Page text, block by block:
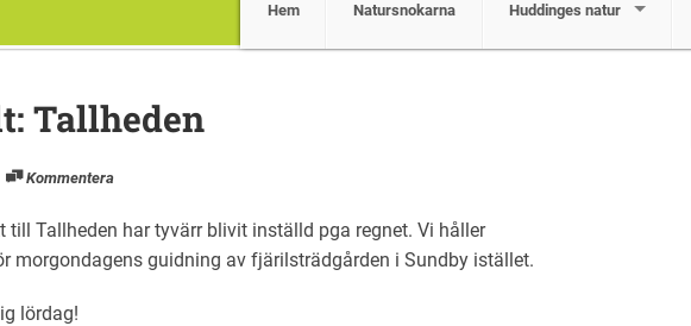
Hem Natursnokarna Huddinges natur
Tallheden
Kommentera
till Tallheden har tyvärr blivit inställd pga regnet. Vi håller
morgondagens guidning av fjärilsträdgården i Sundby istället.
lördag!